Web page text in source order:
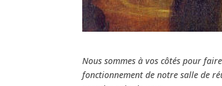
Nous sommes à vos côtés pour
fonctionnement de notre salle de